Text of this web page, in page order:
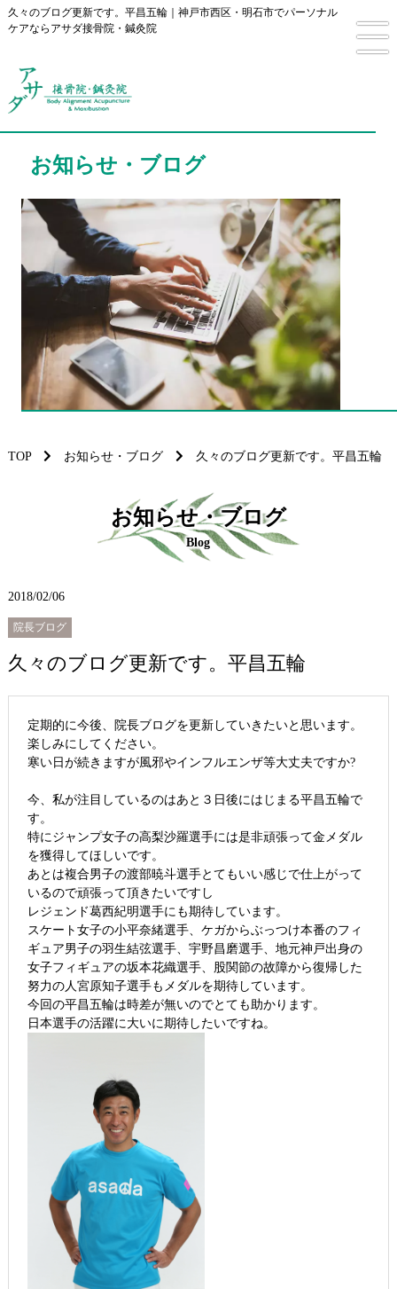
久々のブログ更新です。平昌五輪｜神戸市西区・明石市でパーソナル
ケアならアサダ接骨院・鍼灸院
お知らせ・ブログ
TOP お知らせ・ブログ 久々のブログ更新です。平昌五輪
お知らせ・ブログ
Blog
2018/02/06
院長ブログ
久々のブログ更新です。平昌五輪
定期的に今後、院長ブログを更新していきたいと思います。
楽しみにしてください。
寒い日が続きますが風邪やインフルエンザ等大丈夫ですか?
今、私が注目しているのはあと３日後にはじまる平昌五輪で
す。
特にジャンプ女子の高梨沙羅選手には是非頑張って金メダル
を獲得してほしいです。
あとは複合男子の渡部暁斗選手とてもいい感じで仕上がって
いるので頑張って頂きたいですし
レジェンド葛西紀明選手にも期待しています。
スケート女子の小平奈緒選手、ケガからぶっつけ本番のフィ
ギュア男子の羽生結弦選手、宇野昌磨選手、地元神戸出身の
女子フィギュアの坂本花織選手、股関節の故障から復帰した
努力の人宮原知子選手もメダルを期待しています。
今回の平昌五輪は時差が無いのでとても助かります。
日本選手の活躍に大いに期待したいですね。